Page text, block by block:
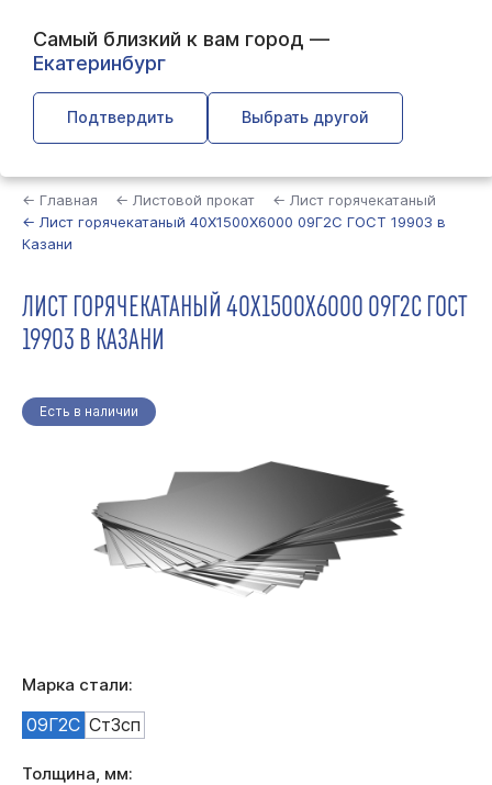
Самый близкий к вам город —
Екатеринбург
Подтвердить Выбрать другой
← Главная ← Листовой прокат
← Лист горячекатаный
← Лист горячекатаный 40Х1500Х6000 09Г2С ГОСТ 19903 в
Казани
ЛИСТ ГОРЯЧЕКАТАНЫЙ 40Х1500Х6000 09Г2С ГОСТ
19903 В КАЗАНИ
Есть в наличии
Марка стали:
09Г2С Ст3сп
Толщина, мм: